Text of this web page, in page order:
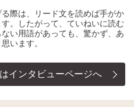
際は、リード文を読めば手がか
。したがって、ていねいに読む
い用語があっても、驚かず、あ
います。
インタビューページへ